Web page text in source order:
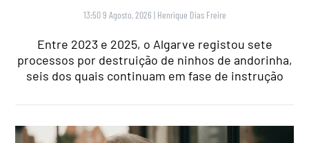
13:50 9 Agosto, 2026 | Henrique Dias Freire
Entre 2023 e 2025, o Algarve registou sete
processos por destruição de ninhos de andorinha,
seis dos quais continuam em fase de instrução